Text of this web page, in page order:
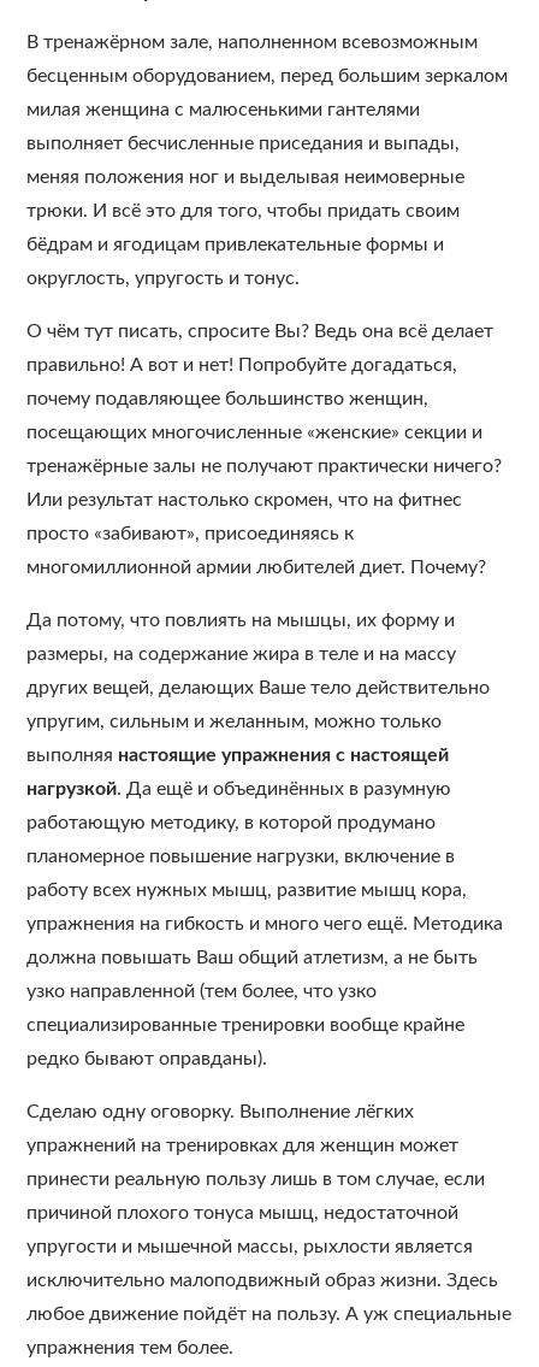
В тренажёрном зале, наполненном всевозможным
бесценным оборудованием, перед большим зеркалом
милая женщина с малюсенькими гантелями
выполняет бесчисленные приседания и выпады,
меняя положения ног и выделывая неимоверные
трюки. И всё это для того, чтобы придать своим
бёдрам и ягодицам привлекательные формы и
округлость, упругость и тонус.
О чём тут писать, спросите Вы? Ведь она всё делает
правильно! А вот и нет! Попробуйте догадаться,
почему подавляющее большинство женщин,
посещающих многочисленные «женские» секции и
тренажёрные залы не получают практически ничего?
Или результат настолько скромен, что на фитнес
просто «забивают», присоединяясь к
многомиллионной армии любителей диет. Почему?
Да потому, что повлиять на мышцы, их форму и
размеры, на содержание жира в теле и на массу
других вещей, делающих Ваше тело действительно
упругим, сильным и желанным, можно только
выполняя настоящие упражнения с настоящей
нагрузкой. Да ещё и объединённых в разумную
работающую методику, в которой продумано
планомерное повышение нагрузки, включение в
работу всех нужных мышц, развитие мышц кора,
упражнения на гибкость и много чего ещё. Методика
должна повышать Ваш общий атлетизм, а не быть
узко направленной (тем более, что узко
специализированные тренировки вообще крайне
редко бывают оправданы).
Сделаю одну оговорку. Выполнение лёгких
упражнений на тренировках для женщин может
принести реальную пользу лишь в том случае, если
причиной плохого тонуса мышц, недостаточной
упругости и мышечной массы, рыхлости является
исключительно малоподвижный образ жизни. Здесь
любое движение пойдёт на пользу. А уж специальные
упражнения тем более.